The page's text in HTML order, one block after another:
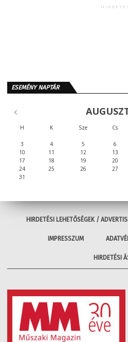
HIRDETÉS
ESEMÉNY NAPTÁR
H K Sze Cs
3
4 5 6
10
11 12 13
17
18 19 20
24
25 26 27
31
HIRDETÉSI LEHETŐSÉGEK /
IMPRESSZUM
HIRDETÉSI